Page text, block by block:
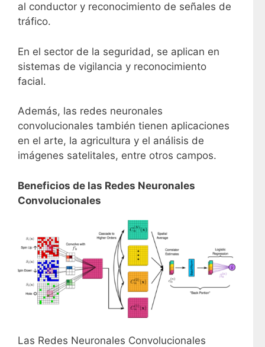
al conductor y reconocimiento de señales de
tráfico.
En el sector de la seguridad, se aplican en
sistemas de vigilancia y reconocimiento
facial.
Además, las redes neuronales
convolucionales también tienen aplicaciones
en el arte, la agricultura y el análisis de
imágenes satelitales, entre otros campos.
Beneficios de las Redes Neuronales
Convolucionales
Las Redes Neuronales Convolucionales